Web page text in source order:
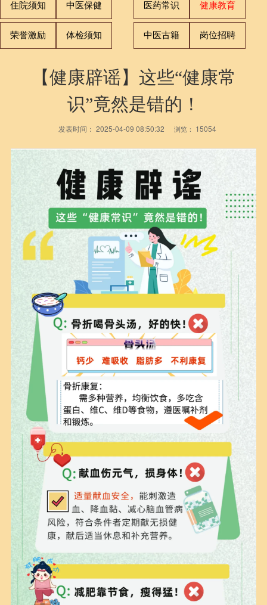
住院须知 中医保健 医药常识 健康教育
荣誉激励 体检须知 中医古籍 岗位招聘
【健康辟谣】这些“健康常
识”竟然是错的！
发表时间： 2025-04-09 08:50:32 浏览： 15054